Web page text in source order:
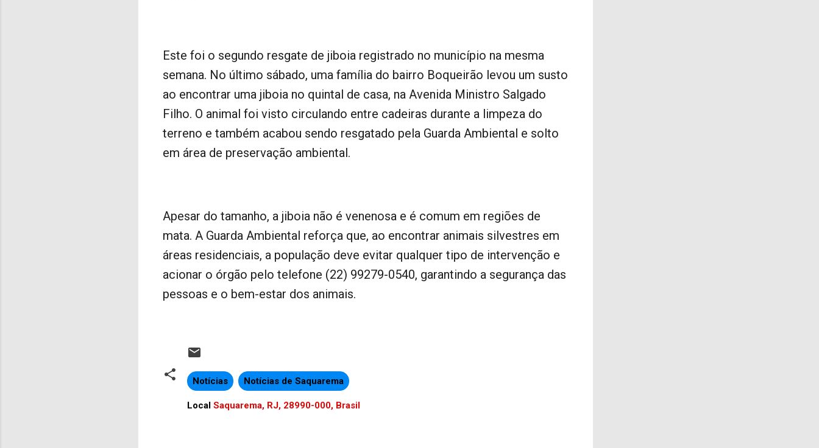
Este foi o segundo resgate de jiboia registrado no município na mesma
semana. No último sábado, uma família do bairro Boqueirão levou um susto
ao encontrar uma jiboia no quintal de casa, na Avenida Ministro Salgado
Filho. O animal foi visto circulando entre cadeiras durante a limpeza do
terreno e também acabou sendo resgatado pela Guarda Ambiental e solto
em área de preservação ambiental.
Apesar do tamanho, a jiboia não é venenosa e é comum em regiões de
mata. A Guarda Ambiental reforça que, ao encontrar animais silvestres em
áreas residenciais, a população deve evitar qualquer tipo de intervenção e
acionar o órgão pelo telefone (22) 99279-0540, garantindo a segurança das
pessoas e o bem-estar dos animais.
Notícias Notícias de Saquarema
Local Saquarema, RJ, 28990-000, Brasil